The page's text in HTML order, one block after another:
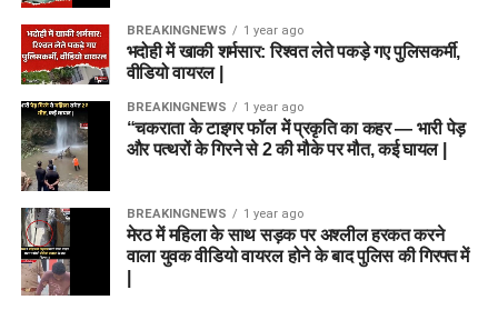
BREAKINGNEWS 1 year ago
भदोही में खाकी शर्मसार: रिश्वत लेते पकड़े गए पुलिसकर्मी,
वीडियो वायरल |
BREAKINGNEWS 1 year ago
“चकराता के टाइगर फॉल में प्रकृति का कहर — भारी पेड़
और पत्थरों के गिरने से 2 की मौके पर मौत, कई घायल |
BREAKINGNEWS 1 year ago
मेरठ में महिला के साथ सड़क पर अश्लील हरकत करने
वाला युवक वीडियो वायरल होने के बाद पुलिस की गिरफ्त में